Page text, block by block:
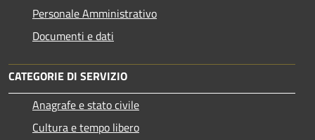
Personale Amministrativo
Documenti e dati
CATEGORIE DI SERVIZIO
Anagrafe e stato civile
Cultura e tempo libero